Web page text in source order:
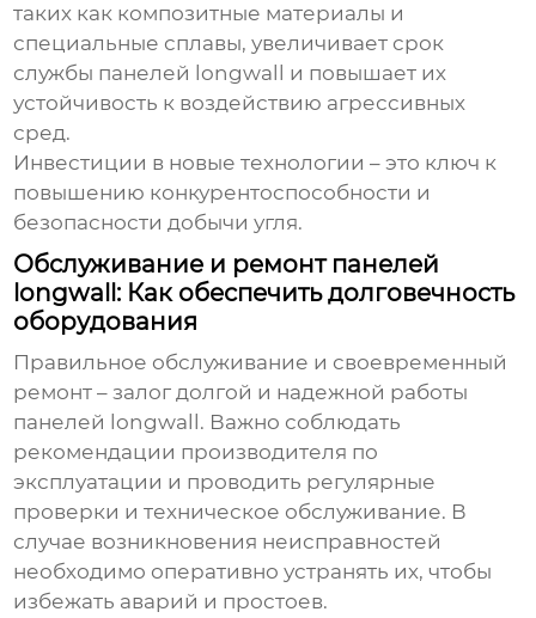
таких как композитные материалы и
специальные сплавы, увеличивает срок
службы панелей longwall и повышает их
устойчивость к воздействию агрессивных
сред.
Инвестиции в новые технологии – это ключ к
повышению конкурентоспособности и
безопасности добычи угля.
Обслуживание и ремонт панелей
longwall: Как обеспечить долговечность
оборудования
Правильное обслуживание и своевременный
ремонт – залог долгой и надежной работы
панелей longwall. Важно соблюдать
рекомендации производителя по
эксплуатации и проводить регулярные
проверки и техническое обслуживание. В
случае возникновения неисправностей
необходимо оперативно устранять их, чтобы
избежать аварий и простоев.